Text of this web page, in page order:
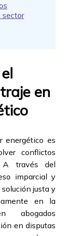
sector
en
energético es
conflictos
A través del
imparcial y
justa y
en la
abogados
en disputas